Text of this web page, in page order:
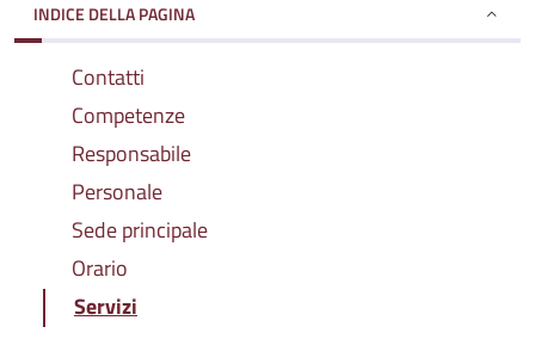
INDICE DELLA PAGINA
Contatti
Competenze
Responsabile
Personale
Sede principale
Orario
Servizi